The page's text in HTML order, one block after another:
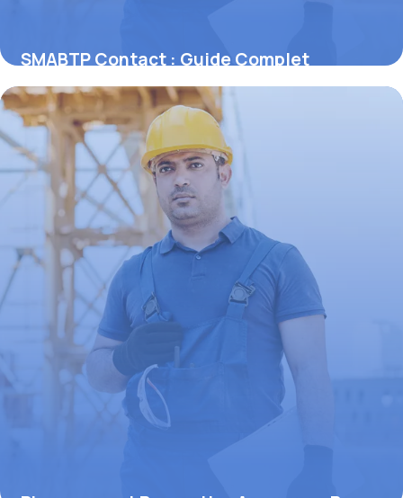
SMABTP Contact : Guide Complet
Assurance
31 mai 2026